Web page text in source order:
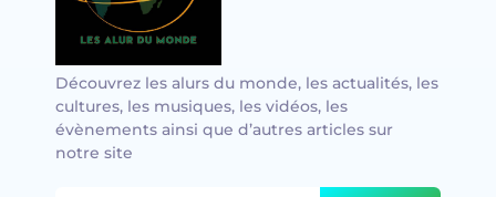
Découvrez les alurs du monde, les actualités, les
cultures, les musiques, les vidéos, les
évènements ainsi que d’autres articles sur
notre site